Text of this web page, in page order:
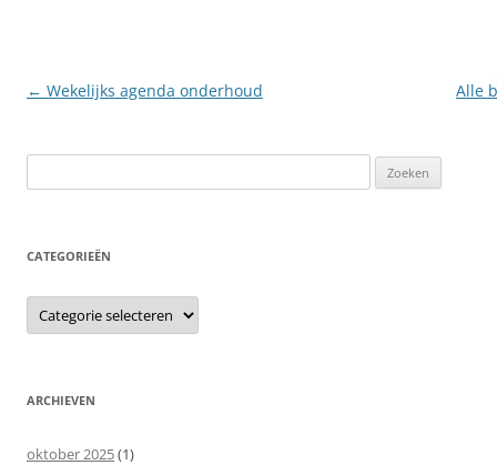
Berichtnavigatie
← Wekelijks agenda onderhoud Alle
naar:
CATEGORIEËN
Categorieën
ARCHIEVEN
oktober 2025(1)